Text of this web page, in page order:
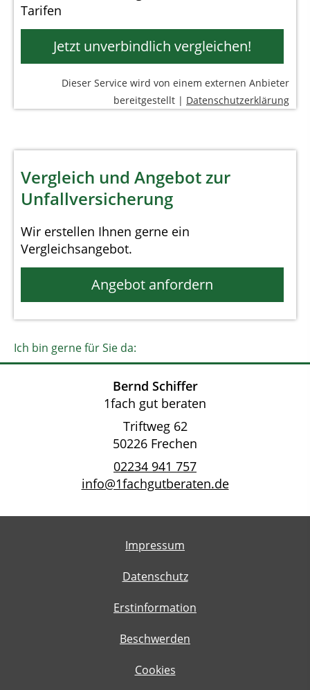
Tarifen
Jetzt unverbindlich vergleichen!
Dieser Service wird von einem externen Anbieter
bereitgestellt | Datenschutzerklärung
Vergleich und Angebot zur
Unfallversicherung
Wir erstellen Ihnen gerne ein
Vergleichsangebot.
Angebot anfordern
Ich bin gerne für Sie da:
Bernd Schiffer
1fach gut beraten
Triftweg 62
50226 Frechen
02234 941 757
info@1fachgutberaten.de
Impressum
Datenschutz
Erstinformation
Beschwerden
Cookies